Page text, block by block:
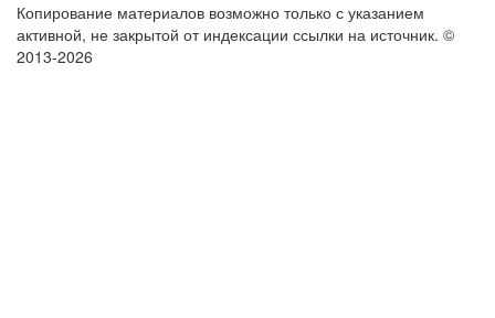
Копирование материалов возможно только с указанием
активной, не закрытой от индексации ссылки на источник. ©
2013-2026